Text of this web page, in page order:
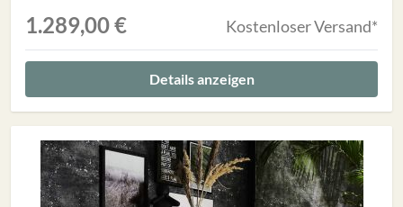
1.289,00 € Kostenloser Versand*
Details anzeigen